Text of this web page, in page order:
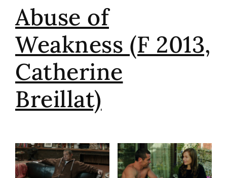
Abuse of
Weakness (F 2013,
Catherine
Breillat)